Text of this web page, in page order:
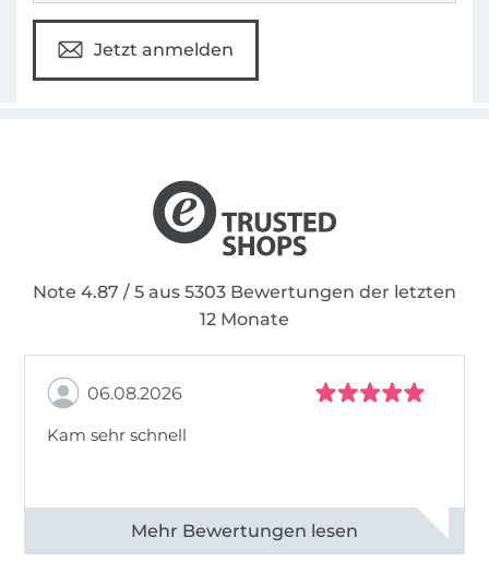
Jetzt anmelden
Note 4.87 / 5 aus 5303 Bewertungen der letzten
12 Monate
06.08.2026
Kam sehr schnell
Alle 82950 Bewertungen ansehen